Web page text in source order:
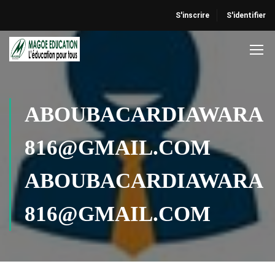
S'inscrire S'identifier
ABOUBACARDIAWARA
816@GMAIL.COM
ABOUBACARDIAWARA
816@GMAIL.COM